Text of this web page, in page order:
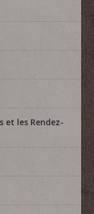
et les Rendez-